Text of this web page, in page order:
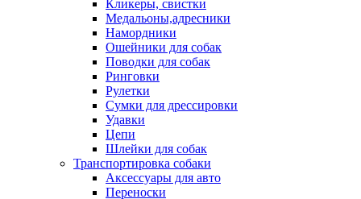
Кликеры, свистки
Медальоны,адресники
Намордники
Ошейники для собак
Поводки для собак
Ринговки
Рулетки
Сумки для дрессировки
Удавки
Цепи
Шлейки для собак
Транспортировка собаки
Аксессуары для авто
Переноски